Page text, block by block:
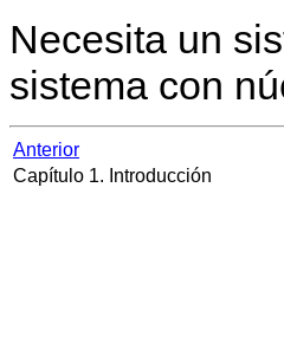
Necesita un
sistema con
Anterior
Capítulo 1. Introducción